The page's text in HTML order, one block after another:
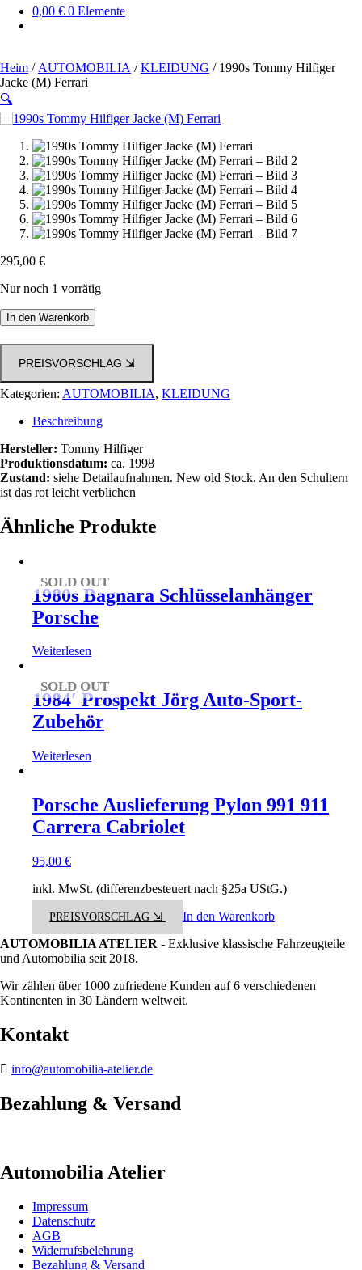
0,00 € 0 Elemente
Heim / AUTOMOBILIA /KLEIDUNG / 1990s Tommy Hilfiger
Jacke (M) Ferrari
🔍
295,00 €
Nur noch 1 vorrätig
1990s
Tommy
Hilfiger
Jacke
Ferrari
Menge
In den Warenkorb
PREISVORSCHLAG ⇲
Kategorien: AUTOMOBILIA, KLEIDUNG
Beschreibung
Hersteller: Tommy Hilfiger
Produktionsdatum: ca. 1998
Zustand: siehe Detailaufnahmen. New old Stock. An den Schultern
ist das rot leicht verblichen
Ähnliche Produkte
SOLD OUT
1980s Bagnara Schlüsselanhänger
Porsche
Weiterlesen
SOLD OUT
1984′ Prospekt Jörg Auto-Sport-
Zubehör
Weiterlesen
Porsche Auslieferung Pylon 991 911
Carrera Cabriolet
95,00 €
inkl. MwSt. (differenzbesteuert nach §25a UStG.)
PREISVORSCHLAG ⇲
In den Warenkorb
AUTOMOBILIA ATELIER - Exklusive klassische Fahrzeugteile
und Automobilia seit 2018.
Wir zählen über 1000 zufriedene Kunden auf 6 verschiedenen
Kontinenten in 30 Ländern weltweit.
Kontakt
info@automobilia-atelier.de
Bezahlung & Versand
Automobilia Atelier
Impressum
Datenschutz
AGB
Widerrufsbelehrung
Bezahlung & Versand